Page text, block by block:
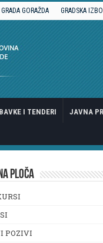
GORAŽDA GRADSKA
I TENDERI JAVNA
PLOČA
POZIVI